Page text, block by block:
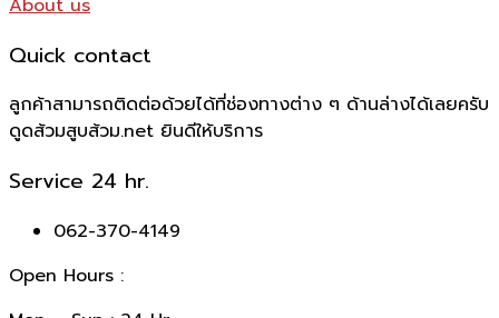
About us
Quick contact
ลูกค้าสามารถติดต่อด้วยได้ที่ช่องทางต่าง ๆ ด้านล่างได้เลยครับ
ดูดส้วมสูบส้วม.net ยินดีให้บริการ
Service 24 hr.
062-370-4149
Open Hours :